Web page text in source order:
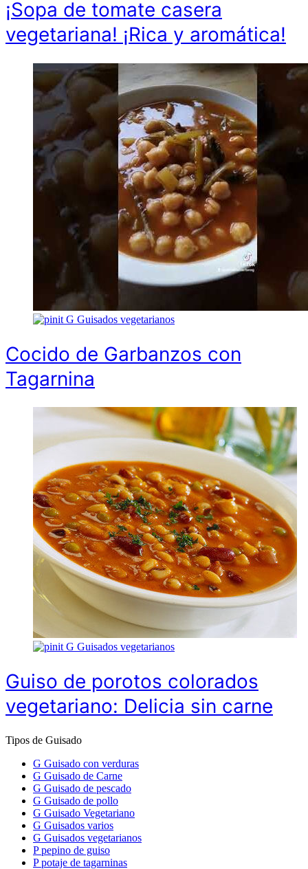
¡Sopa de tomate casera
vegetariana! ¡Rica y aromática!
G Guisados vegetarianos
Cocido de Garbanzos con
Tagarnina
G Guisados vegetarianos
Guiso de porotos colorados
vegetariano: Delicia sin carne
Tipos de Guisado
G Guisado con verduras
G Guisado de Carne
G Guisado de pescado
G Guisado de pollo
G Guisado Vegetariano
G Guisados varios
G Guisados vegetarianos
P pepino de guiso
P potaje de tagarninas